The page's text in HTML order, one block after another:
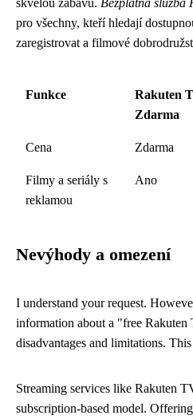
skvělou zábavu. Bezplatná služba
pro všechny, kteří hledají
zaregistrovat a filmové
Funkce
Rakuten
Zdarma
Cena Zdarma
Filmy a seriály s
reklamou
Ano
Nevýhody a omezení
I understand your request.
information about a "free
disadvantages and limitations. This
Streaming services like Rakuten
subscription-based model.